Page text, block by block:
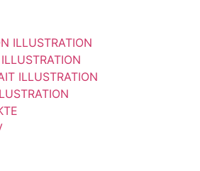
ILLUSTRATION
ILLUSTRATION